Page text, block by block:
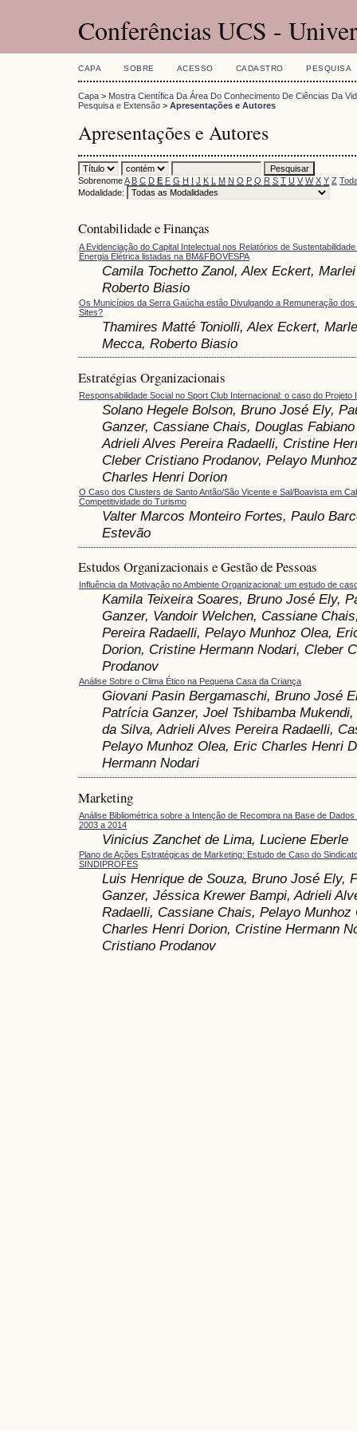
Conferências UCS -
CAPA SOBRE ACESSO CADASTRO PESQUISA
Capa > Mostra Científica Da Área Do Conhecimento De Ciências Da
Pesquisa e Extensão > Apresentações e Autores
Apresentações e Autores
SobrenomeA B C D E F G H I J K L M N O P Q R S T U V W X Y Z
Modalidade:
Contabilidade e Finanças
A Evidenciação do Capital Intelectual nos Relatórios de
Energia Elétrica listadas na BM&FBOVESPA
Camila Tochetto Zanol, Alex Eckert,
Roberto Biasio
Os Municípios da Serra Gaúcha estão Divulgando a Remuneração
Sites?
Thamires Matté Toniolli, Alex Eckert,
Mecca, Roberto Biasio
Estratégias Organizacionais
Responsabilidade Social no Sport Club Internacional: o caso do Projeto
Solano Hegele Bolson, Bruno José Ely,
Ganzer, Cassiane Chais, Douglas
Adrieli Alves Pereira Radaelli, Cristine
Cleber Cristiano Prodanov, Pelayo
Charles Henri Dorion
O Caso dos Clusters de Santo Antão/São Vicente e Sal/Boavista em
Competitividade do Turismo
Valter Marcos Monteiro Fortes, Paulo
Estevão
Estudos Organizacionais e Gestão de Pessoas
Influência da Motivação no Ambiente Organizacional: um estudo de
Kamila Teixeira Soares, Bruno José Ely,
Ganzer, Vandoir Welchen, Cassiane
Pereira Radaelli, Pelayo Munhoz Olea,
Dorion, Cristine Hermann Nodari, Cleber
Prodanov
Análise Sobre o Clima Ético na Pequena Casa da Criança
Giovani Pasin Bergamaschi, Bruno José
Patrícia Ganzer, Joel Tshibamba Mukendi,
da Silva, Adrieli Alves Pereira Radaelli,
Pelayo Munhoz Olea, Eric Charles Henri
Hermann Nodari
Marketing
Análise Bibliométrica sobre a Intenção de Recompra na Base de
2003 a 2014
Vinicius Zanchet de Lima, Luciene Eberle
Plano de Ações Estratégicas de Marketing: Estudo de Caso do
SINDIPROFES
Luis Henrique de Souza, Bruno José Ely,
Ganzer, Jéssica Krewer Bampi, Adrieli
Radaelli, Cassiane Chais, Pelayo Munhoz
Charles Henri Dorion, Cristine Hermann
Cristiano Prodanov